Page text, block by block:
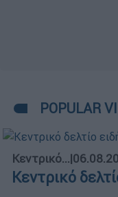
POPULAR
Κεντρικό...|
Κεντρικό